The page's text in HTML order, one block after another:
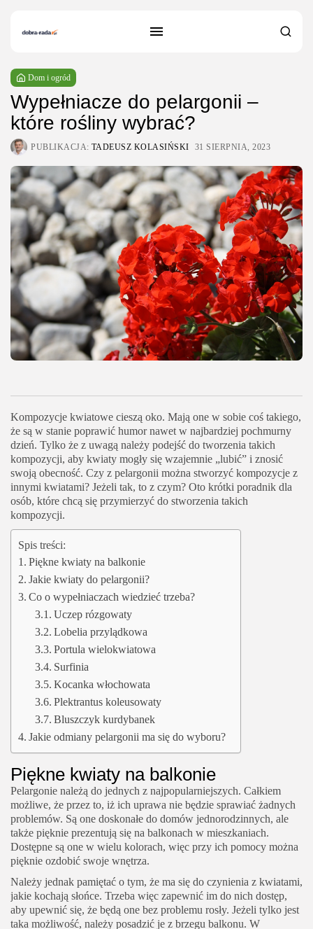
Dom i ogród
Wypełniacze do pelargonii –
które rośliny wybrać?
PUBLIKACJA: TADEUSZ KOLASIŃSKI 31 SIERPNIA, 2023
Kompozycje kwiatowe cieszą oko. Mają one w sobie coś takiego,
że są w stanie poprawić humor nawet w najbardziej pochmurny
dzień. Tylko że z uwagą należy podejść do tworzenia takich
kompozycji, aby kwiaty mogły się wzajemnie „lubić” i znosić
swoją obecność. Czy z pelargonii można stworzyć kompozycje z
innymi kwiatami? Jeżeli tak, to z czym? Oto krótki poradnik dla
osób, które chcą się przymierzyć do stworzenia takich
kompozycji.
Spis treści:
Piękne kwiaty na balkonie
Jakie kwiaty do pelargonii?
Co o wypełniaczach wiedzieć trzeba?
Uczep rózgowaty
Lobelia przylądkowa
Portula wielokwiatowa
Surfinia
Kocanka włochowata
Plektrantus koleusowaty
Bluszczyk kurdybanek
Jakie odmiany pelargonii ma się do wyboru?
Piękne kwiaty na balkonie
Pelargonie należą do jednych z najpopularniejszych. Całkiem
możliwe, że przez to, iż ich uprawa nie będzie sprawiać żadnych
problemów. Są one doskonałe do domów jednorodzinnych, ale
także pięknie prezentują się na balkonach w mieszkaniach.
Dostępne są one w wielu kolorach, więc przy ich pomocy można
pięknie ozdobić swoje wnętrza.
Należy jednak pamiętać o tym, że ma się do czynienia z kwiatami,
jakie kochają słońce. Trzeba więc zapewnić im do nich dostęp,
aby upewnić się, że będą one bez problemu rosły. Jeżeli tylko jest
taka możliwość, należy posadzić je z brzegu balkonu. W